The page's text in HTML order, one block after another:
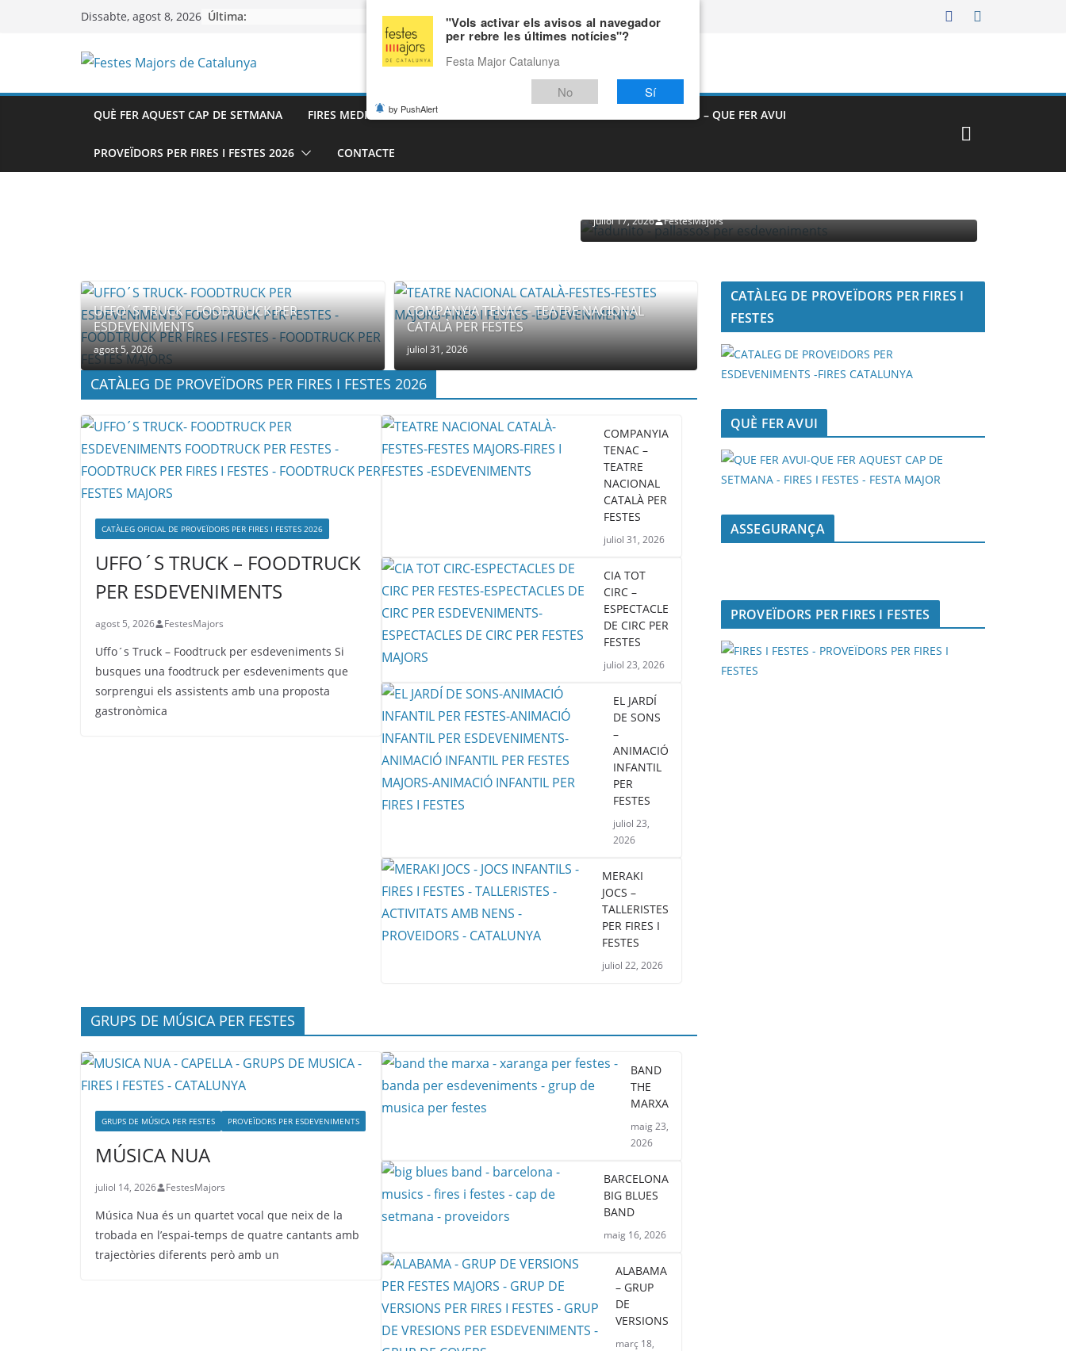
Dissabte, agost 8, 2026 Última:
QUÈ FER AQUEST CAP DE SETMANA FIRES MEDIEVALS – AGENDA DE FIRES MEDIEVALS 2026 FIRES I FESTES – QUE FER AVUI
PROVEÏDORS PER FIRES I FESTES 2026 CONTACTE
juliol 17, 2026 FestesMajors
UFFO´S TRUCK – FOODTRUCK PER
ESDEVENIMENTS
agost 5, 2026
COMPANYIA TENAC – TEATRE NACIONAL
CATALÀ PER FESTES
juliol 31, 2026
CATÀLEG DE PROVEÏDORS PER FIRES I FESTES 2026
CATÀLEG OFICIAL DE PROVEÏDORS PER FIRES I FESTES 2026
UFFO´S TRUCK – FOODTRUCK
PER ESDEVENIMENTS
agost 5, 2026 FestesMajors
Uffo´s Truck – Foodtruck per esdeveniments Si
busques una foodtruck per esdeveniments que
sorprengui els assistents amb una proposta
gastronòmica
COMPANYIA
TENAC –
TEATRE
NACIONAL
CATALÀ PER
FESTES
juliol 31, 2026
CIA TOT
CIRC –
ESPECTACLE
DE CIRC PER
FESTES
juliol 23, 2026
EL JARDÍ
DE SONS
–
ANIMACIÓ
INFANTIL
PER
FESTES
juliol 23,
2026
MERAKI
JOCS –
TALLERISTES
PER FIRES I
FESTES
juliol 22, 2026
GRUPS DE MÚSICA PER FESTES
GRUPS DE MÚSICA PER FESTES PROVEÏDORS PER ESDEVENIMENTS
MÚSICA NUA
juliol 14, 2026 FestesMajors
Música Nua és un quartet vocal que neix de la
trobada en l’espai-temps de quatre cantants amb
trajectòries diferents però amb un
BAND
THE
MARXA
maig 23,
2026
BARCELONA
BIG BLUES
BAND
maig 16, 2026
ALABAMA
– GRUP
DE
VERSIONS
març 18,
CATÀLEG DE PROVEÏDORS PER FIRES I
FESTES
QUÈ FER AVUI
ASSEGURANÇA
PROVEÏDORS PER FIRES I FESTES
"Vols activar els avisos al navegador
per rebre les últimes notícies"?
Festa Major Catalunya
No Sí
by PushAlert